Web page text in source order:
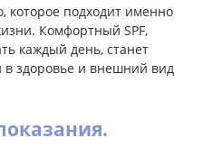
которое подходит именно
Комфортный SPF,
каждый день, станет
здоровье и внешний вид